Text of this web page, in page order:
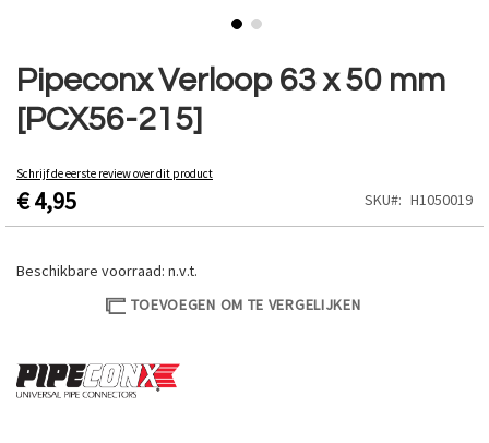
Pipeconx Verloop 63 x 50 mm
[PCX56-215]
Schrijf de eerste review over dit product
€ 4,95 SKU H1050019
Beschikbare voorraad: n.v.t.
TOEVOEGEN OM TE VERGELIJKEN
naar
het
begin
van
afbeeldingen-
gallerij